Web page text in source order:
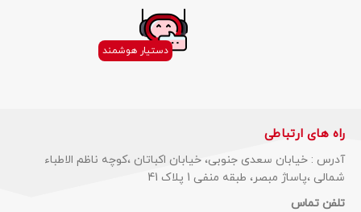
دستیار هوشمند
راه های ارتباطی
آدرس : خیابان سعدی جنوبی، خیابان اکباتان ،کوچه ناظم الاطباء
شمالی ،پاساژ مبصر، طبقه منفی 1 پلاک 41
تلفن تماس